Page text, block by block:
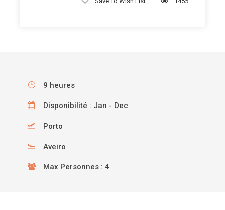
9 heures
Disponibilité : Jan - Dec
Porto
Aveiro
Max Personnes : 4